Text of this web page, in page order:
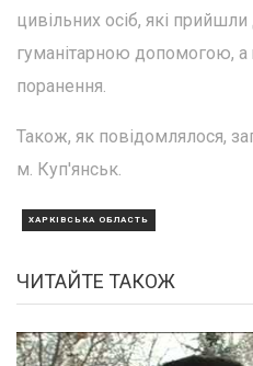
цивільних осіб, які
гуманітарною допомогою,
поранення.
Також, як повідомлялося,
м. Куп'янськ.
ХАРКІВСЬКА ОБЛАСТЬ
ЧИТАЙТЕ ТАКОЖ